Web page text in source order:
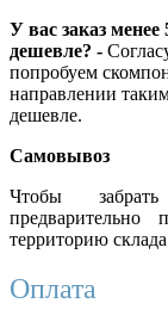
У вас заказ менее
дешевле? -
попробуем
направлении
дешевле.
Самовывоз
Чтобы
территорию
Оплата